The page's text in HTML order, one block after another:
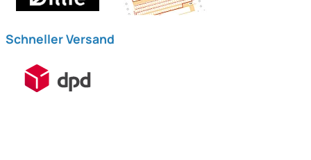
Schneller Versand